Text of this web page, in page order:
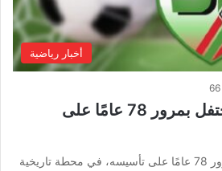
أخبار رياضية
66
الملعب التونسي يحتفل بمرور 78 عامًا على
احتفل الملعب التونسي بمرور 78 عامًا على تأسيسه، في محطة تاريخية